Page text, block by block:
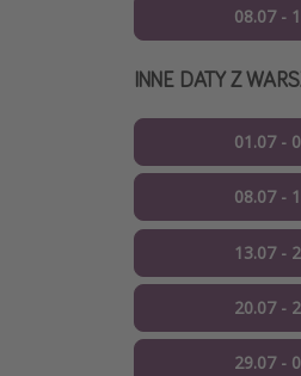
08.07 -
INNE DATY Z
01.07 -
08.07 -
13.07 -
20.07 -
29.07 -